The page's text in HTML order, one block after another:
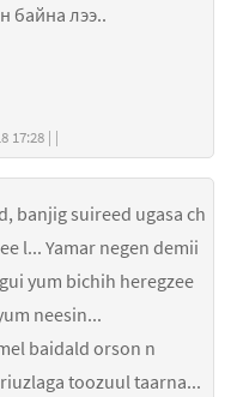
байна лээ..
хэзээ бичсэн: 2011-10-18 17:28 | |
banjig suireed ugasa ch
l... Yamar negen demii
yum bichih heregzee
neesin...
baidald orson n
toozuul taarna...